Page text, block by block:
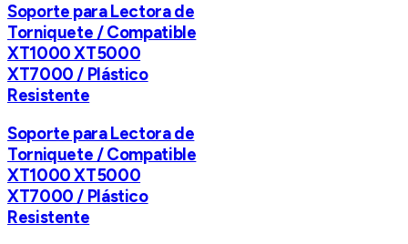
Soporte para Lectora de
Torniquete / Compatible
XT1000 XT5000
XT7000 / Plástico
Resistente
Soporte para Lectora de
Torniquete / Compatible
XT1000 XT5000
XT7000 / Plástico
Resistente